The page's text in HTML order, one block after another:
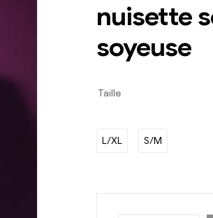
nuisette
soyeuse
Taille
L/XL S/M